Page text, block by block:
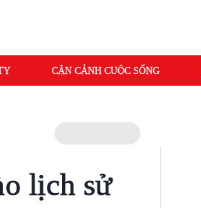
CẬN CẢNH CUỘC SỐNG
lịch sử